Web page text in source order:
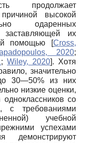
продолжает
высокой
одаренных
их
помощью
[Cross,
2020;
; Wiley, 2020]. Хотя
значительно
30—50% из них
низкие оценки,
со
с требованиями
учебной
успехами
демонстрируют